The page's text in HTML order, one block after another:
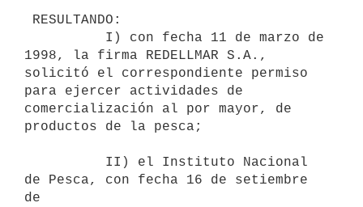
1998, la firma REDELLMAR S.A.,
solicitó el correspondiente permiso
para ejercer actividades de
comercialización al por mayor, de
productos de la pesca;
de Pesca, con fecha 16 de setiembre
de